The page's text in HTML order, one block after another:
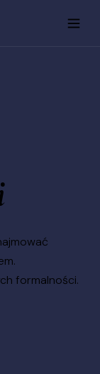
formalności.